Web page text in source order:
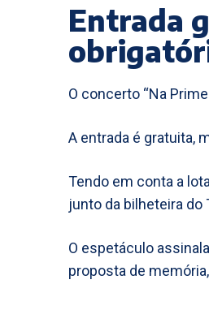
Entrada
O concerto “Na
A entrada é gratuita,
Tendo em conta a
junto da bilheteira do
O espetáculo
proposta de